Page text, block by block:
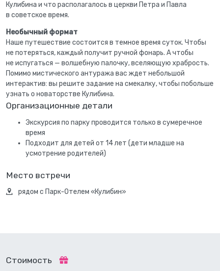
Кулибина и что располагалось в церкви Петра и Павла
в советское время.
Необычный формат
Наше путешествие состоится в темное время суток. Чтобы
не потеряться, каждый получит ручной фонарь. А чтобы
не испугаться — волшебную палочку, вселяющую храбрость.
Помимо мистического антуража вас ждет небольшой
интерактив: вы решите задание на смекалку, чтобы побольше
узнать о новаторстве Кулибина.
Организационные детали
Экскурсия по парку проводится только в сумеречное
время
Подходит для детей от 14 лет (дети младше на
усмотрение родителей)
Место встречи
рядом с Парк-Отелем «Кулибин»
Стоимость